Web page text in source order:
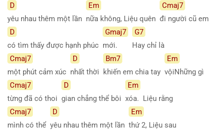
D
yêu nhau thêm một lần
Em
nữa không, Liệu quên
Cmaj7
đi người cũ em
D
có tìm thấy được hạnh phúc
Gmaj7
mới.
G7
Hay chỉ là
Cmaj7
một phút cảm xúc
D
nhất thời
Bm7
khiến em chia tay
Em
vộiNhững gì
Cmaj7
từng đã có thoi
D
gian chẳng thể bôi
Em
xóa. Liệu rằng
Cmaj7
mình có thể
D
yêu nhau thêm một lần
Em
thứ 2, Liệu sau